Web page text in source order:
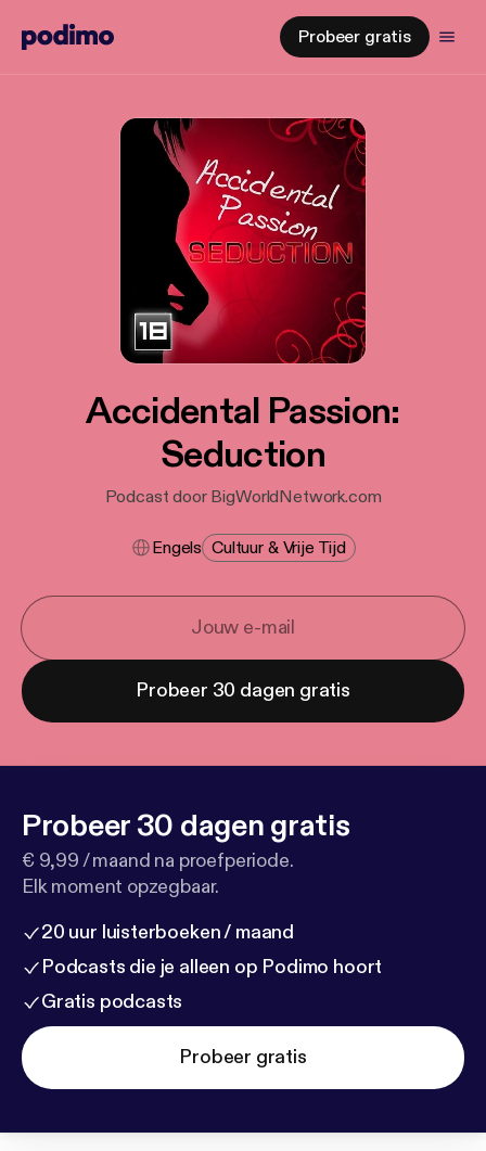
Probeer gratis
Accidental Passion:
Seduction
Podcast door BigWorldNetwork.com
Engels Cultuur & Vrije Tijd
Probeer 30 dagen gratis
Probeer 30 dagen gratis
€ 9,99 / maand na proefperiode.
Elk moment opzegbaar.
20 uur luisterboeken / maand
Podcasts die je alleen op Podimo hoort
Gratis podcasts
Probeer gratis